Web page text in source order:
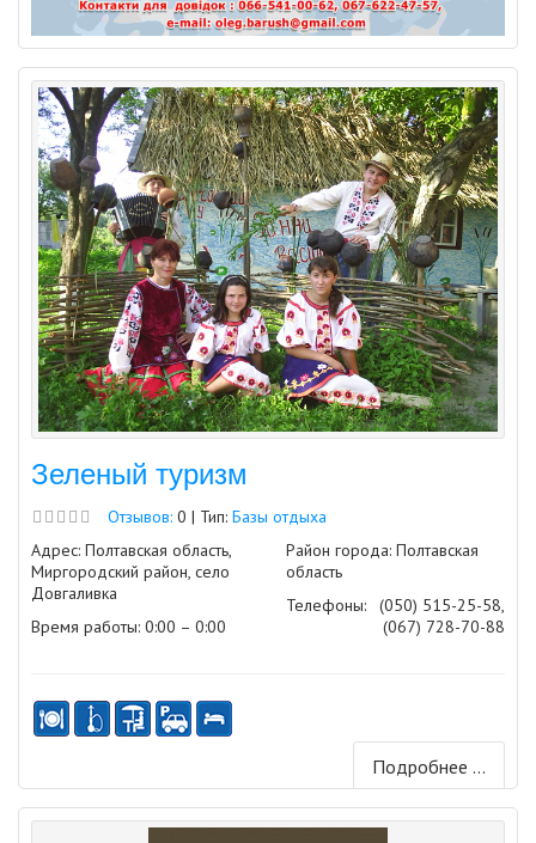
Зеленый туризм
Отзывов: 0 | Тип: Базы отдыха
Адрес: Полтавская область,
Миргородский район, село
Довгаливка
Время работы: 0:00 – 0:00
Район города: Полтавская
область
Телефоны:
(050) 515-25-58,
(067) 728-70-88
Подробнее ...